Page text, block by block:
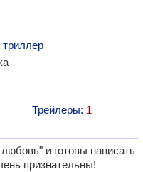
триллер
Трейлеры: 1
и готовы написать
признательны!